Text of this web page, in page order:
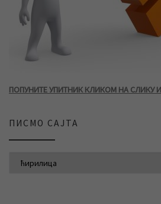
ПОПУНИТЕ УПИТНИК КЛИКОМ НА СЛИКУ
ПИСМО САЈТА